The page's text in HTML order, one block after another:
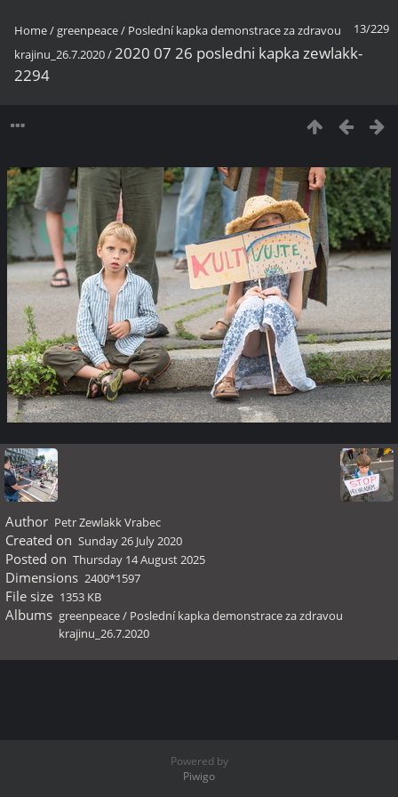
13/229
Home/ greenpeace/ Poslední kapka demonstrace za zdravou
krajinu_26.7.2020/2020 07 26 posledni kapka zewlakk-
2294
Author Petr Zewlakk Vrabec
Created on Sunday 26 July 2020
Posted on Thursday 14 August 2025
Dimensions 2400*1597
File size 1353 KB
Albums greenpeace/ Poslední kapka demonstrace za zdravou
krajinu_26.7.2020
Powered by
Piwigo